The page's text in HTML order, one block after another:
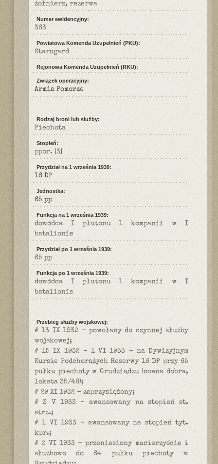
żołnierz, rezerwa
Numer ewidencyjny:
363
Powiatowa Komenda Uzupełnień (PKU):
Starogard
Rejonowa Komenda Uzupełnień (RKU):
Związek operacyjny:
Armia Pomorze
Rodzaj broni lub służby:
Piechota
Stopień:
ppor. [3]
Przydział na 1 września 1939:
16 DP
Jednostka:
65 pp
Funkcja na 1 września 1939:
dowódca I plutonu 1 kompanii w I
batalionie
Przydział po 1 września 1939:
65 pp
Funkcja po 1 września 1939:
dowódca I plutonu 1 kompanii w I
batalionie
Przebieg służby wojskowej:
# 13 IX 1932 - powołany do czynnej służby
wojskowej;
# 15 IX 1932 - 1 VI 1933 - na Dywizyjnym
Kursie Podchorążych Rezerwy 16 DP przy 65
pułku piechoty w Grudziądzu (ocena dobra,
lokata 35/48);
# 29 XI 1932 - zaprzysiężony;
# 3 V 1933 - awansowany na stopień st.
strz.;
# 1 VI 1933 - awansowany na stopień tyt.
kpr.;
# 2 VI 1933 - przeniesiony macierzyście i
służbowo do 64 pułku piechoty w